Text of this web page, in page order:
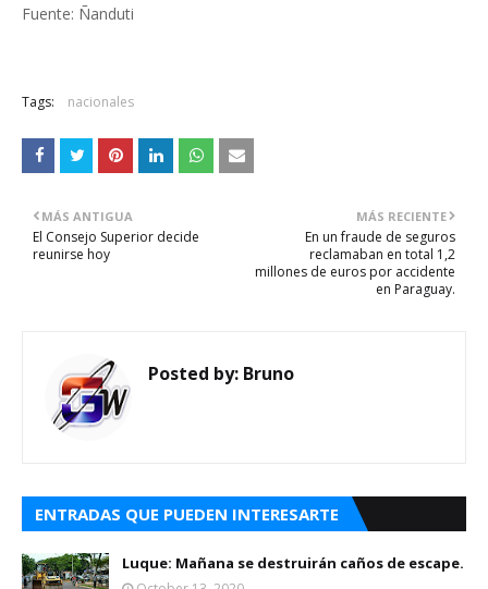
Fuente: Ñanduti
Tags: nacionales
MÁS RECIENTE
En un fraude de seguros
reclamaban en total 1,2
millones de euros por accidente
en Paraguay.
MÁS ANTIGUA
El Consejo Superior decide
reunirse hoy
Posted by: Bruno
ENTRADAS QUE PUEDEN INTERESARTE
Luque: Mañana se destruirán caños de escape.